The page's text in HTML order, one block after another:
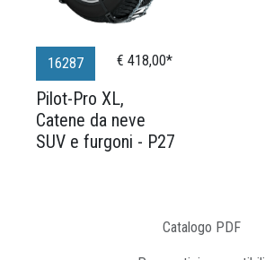
16287 € 418,00*
Pilot-Pro XL,
Catene da neve
SUV e furgoni - P27
Catalogo PDF